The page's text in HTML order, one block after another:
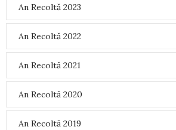
An Recoltă 2023
An Recoltă 2022
An Recoltă 2021
An Recoltă 2020
An Recoltă 2019